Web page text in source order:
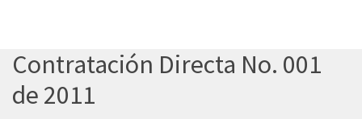
Contratación Directa No. 001
de 2011